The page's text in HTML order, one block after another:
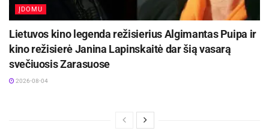
ĮDOMU
Lietuvos kino legenda režisierius Algimantas Puipa ir
kino režisierė Janina Lapinskaitė dar šią vasarą
svečiuosis Zarasuose
2026-08-04